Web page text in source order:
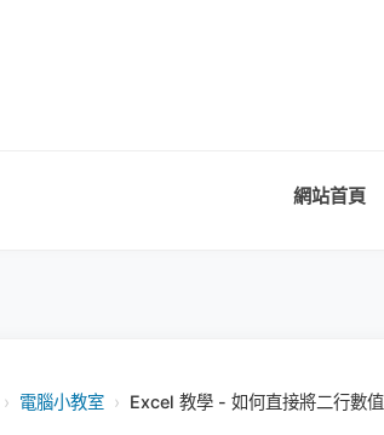
網站首頁
› 電腦小教室 › Excel 教學 - 如何直接將二行數